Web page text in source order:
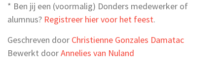
* Ben jij een (voormalig) Donders medewerker of
alumnus? Registreer hier voor het feest.
Geschreven door Christienne Gonzales Damatac
Bewerkt doorAnnelies van Nuland